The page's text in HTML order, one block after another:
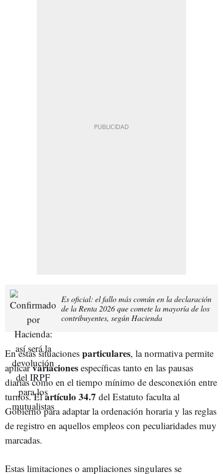
Es oficial: el fallo más común en la declaración
de la Renta 2026 que comete la mayoría de los
contribuyentes, según Hacienda
En estas situaciones particulares, la normativa permite
aplicarvariaciones específicas tanto en las pausas
diarias como en el tiempo mínimo de desconexión entre
turnos. Elartículo 34.7 del Estatuto faculta al
Gobierno para adaptar la ordenación horaria y las reglas
de registro en aquellos empleos con peculiaridades muy
marcadas.
Estas limitaciones o ampliaciones singulares se